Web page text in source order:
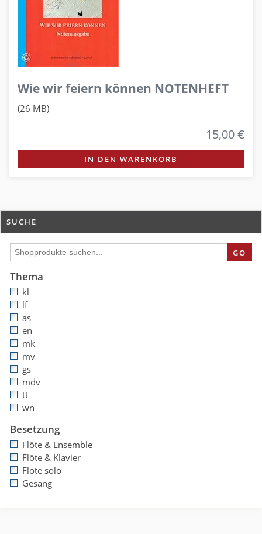
Wie wir feiern können NOTENHEFT
(26 MB)
15,00 €
IN DEN WARENKORB
SUCHE
GO
Thema
kl
lf
as
en
mk
mv
gs
mdv
tt
wn
Besetzung
Flöte & Ensemble
Flöte & Klavier
Flöte solo
Gesang